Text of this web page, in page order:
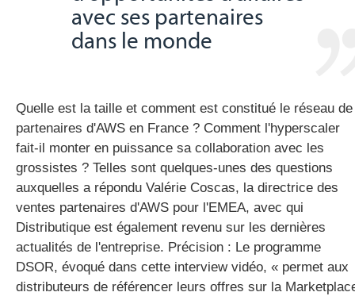
avec ses partenaires
dans le monde
Quelle est la taille et comment est constitué le réseau de
partenaires d'AWS en France ? Comment l'hyperscaler
fait-il monter en puissance sa collaboration avec les
grossistes ? Telles sont quelques-unes des questions
auxquelles a répondu Valérie Coscas, la directrice des
ventes partenaires d'AWS pour l'EMEA, avec qui
Distributique est également revenu sur les dernières
actualités de l'entreprise. Précision : Le programme
DSOR, évoqué dans cette interview vidéo, « permet aux
distributeurs de référencer leurs offres sur la